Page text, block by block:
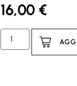
16,00 €